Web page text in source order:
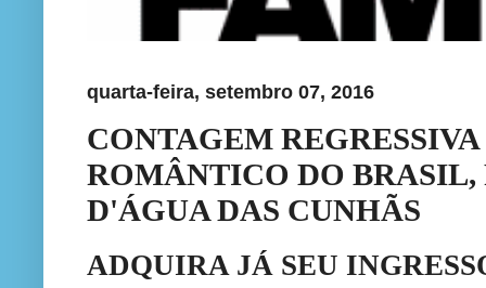
quarta-feira, setembro 07, 2016
CONTAGEM
ROMÂNTICO DO
D'ÁGUA DAS CUNHÃS
ADQUIRA JÁ SEU